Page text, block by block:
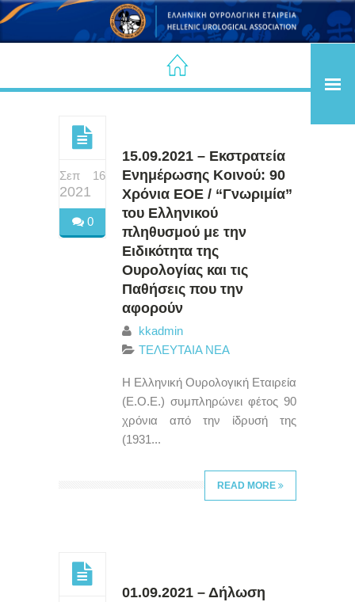
Σεπ 16
2021
0
15.09.2021 – Εκστρατεία
Ενημέρωσης Κοινού: 90
Χρόνια ΕΟΕ / “Γνωριμία”
του Ελληνικού
πληθυσμού με την
Ειδικότητα της
Ουρολογίας και τις
Παθήσεις που την
αφορούν
kkadmin
ΤΕΛΕΥΤΑΙΑ ΝΕΑ
Η Ελληνική Ουρολογική Εταιρεία
(Ε.Ο.Ε.) συμπληρώνει φέτος 90
χρόνια από την ίδρυσή της
(1931...
READ MORE
01.09.2021 – Δήλωση